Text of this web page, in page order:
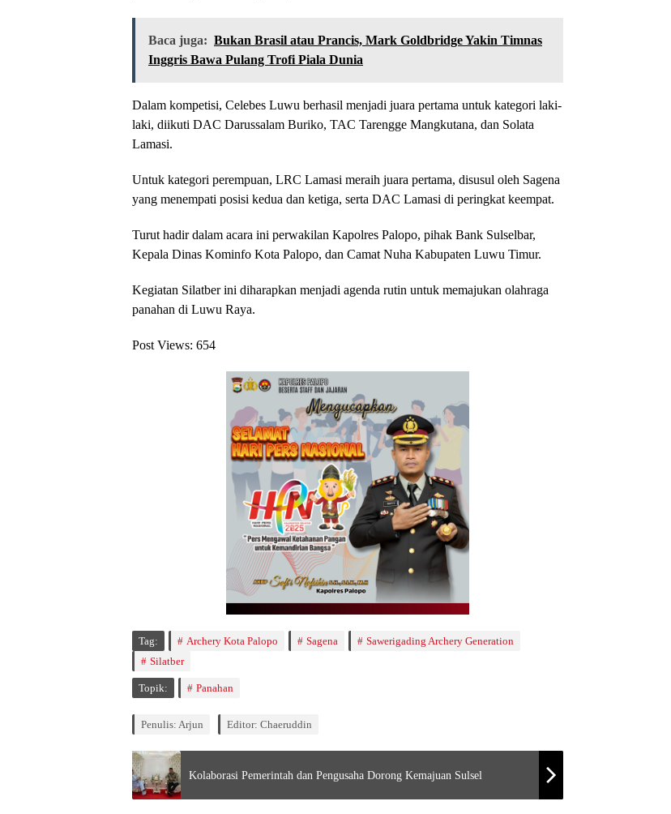
Baca juga: Bukan Brasil atau Prancis, Mark Goldbridge Yakin Timnas
Inggris Bawa Pulang Trofi Piala Dunia
Dalam kompetisi, Celebes Luwu berhasil menjadi juara pertama untuk kategori laki-
laki, diikuti DAC Darussalam Buriko, TAC Tarengge Mangkutana, dan Solata
Lamasi.
Untuk kategori perempuan, LRC Lamasi meraih juara pertama, disusul oleh Sagena
yang menempati posisi kedua dan ketiga, serta DAC Lamasi di peringkat keempat.
Turut hadir dalam acara ini perwakilan Kapolres Palopo, pihak Bank Sulselbar,
Kepala Dinas Kominfo Kota Palopo, dan Camat Nuha Kabupaten Luwu Timur.
Kegiatan Silatber ini diharapkan menjadi agenda rutin untuk memajukan olahraga
panahan di Luwu Raya.
Post Views: 654
Tag: Archery Kota Palopo Sagena
Sawerigading Archery Generation
Silatber
Topik: Panahan
Penulis: Arjun Editor: Chaeruddin
Kolaborasi Pemerintah dan Pengusaha Dorong Kemajuan Sulsel